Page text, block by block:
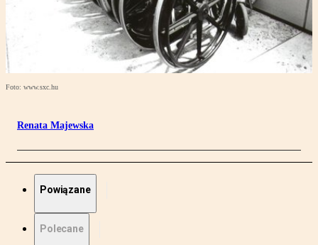
Foto: www.sxc.hu
Renata Majewska
Powiązane
Polecane